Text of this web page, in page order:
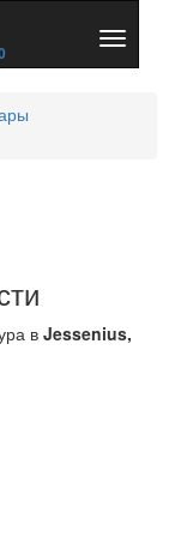
скрыть
в Jessenius,